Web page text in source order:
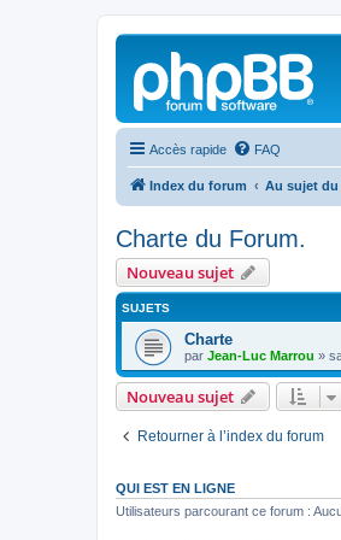
Accès rapide FAQ
Index du forum Au sujet
Charte du Forum.
Nouveau sujet
SUJETS
Charte
par Jean-Luc Marrou »
Nouveau sujet
Retourner à l’index du forum
QUI EST EN LIGNE
Utilisateurs parcourant ce forum :